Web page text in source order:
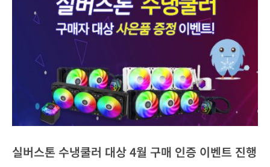
실버스톤 수냉쿨러 대상 4월 구매 인증 이벤트 진행